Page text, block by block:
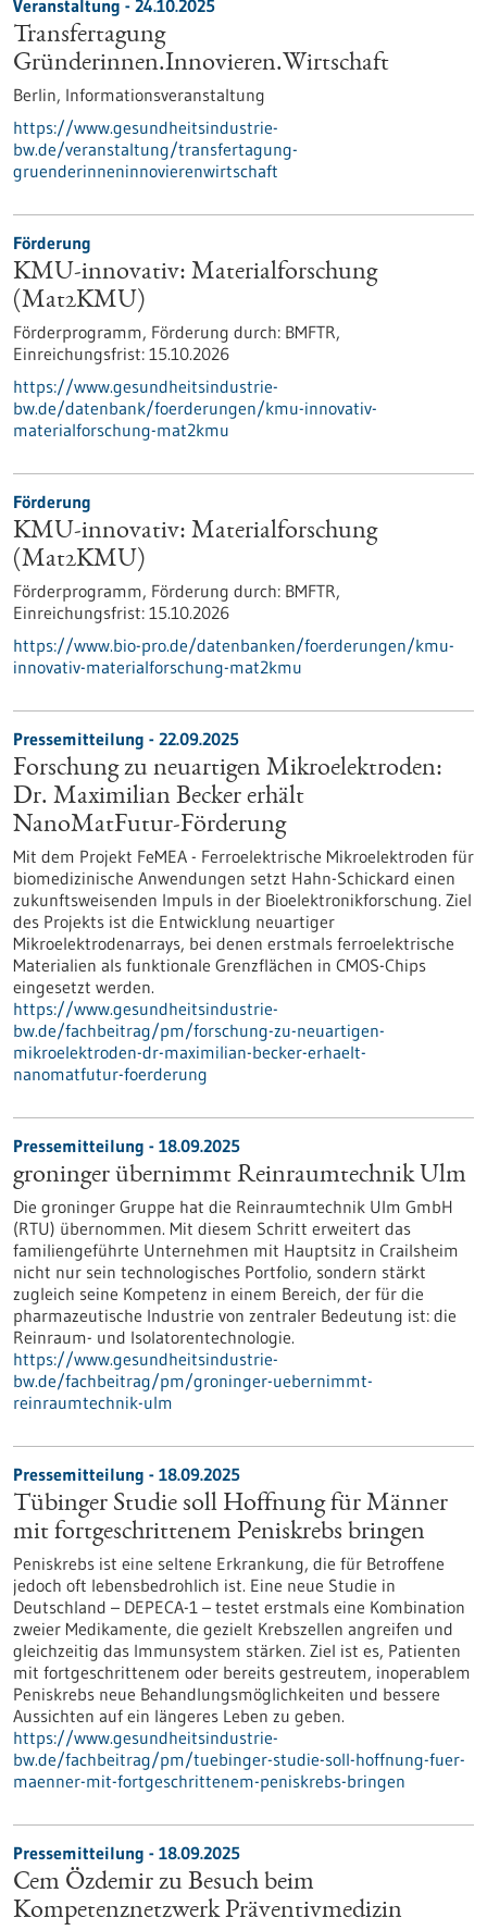
Veranstaltung - 24.10.2025
Transfertagung
Gründerinnen.Innovieren.Wirtschaft
Berlin, Informationsveranstaltung
https://www.gesundheitsindustrie-
bw.de/veranstaltung/transfertagung-
gruenderinneninnovierenwirtschaft
Förderung
KMU-innovativ: Materialforschung
(Mat2KMU)
Förderprogramm, Förderung durch: BMFTR,
Einreichungsfrist: 15.10.2026
https://www.gesundheitsindustrie-
bw.de/datenbank/foerderungen/kmu-innovativ-
materialforschung-mat2kmu
Förderung
KMU-innovativ: Materialforschung
(Mat2KMU)
Förderprogramm, Förderung durch: BMFTR,
Einreichungsfrist: 15.10.2026
https://www.bio-pro.de/datenbanken/foerderungen/kmu-
innovativ-materialforschung-mat2kmu
Pressemitteilung - 22.09.2025
Forschung zu neuartigen Mikroelektroden:
Dr. Maximilian Becker erhält
NanoMatFutur-Förderung
Mit dem Projekt FeMEA - Ferroelektrische Mikroelektroden für
biomedizinische Anwendungen setzt Hahn-Schickard einen
zukunftsweisenden Impuls in der Bioelektronikforschung. Ziel
des Projekts ist die Entwicklung neuartiger
Mikroelektrodenarrays, bei denen erstmals ferroelektrische
Materialien als funktionale Grenzflächen in CMOS-Chips
eingesetzt werden.
https://www.gesundheitsindustrie-
bw.de/fachbeitrag/pm/forschung-zu-neuartigen-
mikroelektroden-dr-maximilian-becker-erhaelt-
nanomatfutur-foerderung
Pressemitteilung - 18.09.2025
groninger übernimmt Reinraumtechnik Ulm
Die groninger Gruppe hat die Reinraumtechnik Ulm GmbH
(RTU) übernommen. Mit diesem Schritt erweitert das
familiengeführte Unternehmen mit Hauptsitz in Crailsheim
nicht nur sein technologisches Portfolio, sondern stärkt
zugleich seine Kompetenz in einem Bereich, der für die
pharmazeutische Industrie von zentraler Bedeutung ist: die
Reinraum- und Isolatorentechnologie.
https://www.gesundheitsindustrie-
bw.de/fachbeitrag/pm/groninger-uebernimmt-
reinraumtechnik-ulm
Pressemitteilung - 18.09.2025
Tübinger Studie soll Hoffnung für Männer
mit fortgeschrittenem Peniskrebs bringen
Peniskrebs ist eine seltene Erkrankung, die für Betroffene
jedoch oft lebensbedrohlich ist. Eine neue Studie in
Deutschland – DEPECA-1 – testet erstmals eine Kombination
zweier Medikamente, die gezielt Krebszellen angreifen und
gleichzeitig das Immunsystem stärken. Ziel ist es, Patienten
mit fortgeschrittenem oder bereits gestreutem, inoperablem
Peniskrebs neue Behandlungsmöglichkeiten und bessere
Aussichten auf ein längeres Leben zu geben.
https://www.gesundheitsindustrie-
bw.de/fachbeitrag/pm/tuebinger-studie-soll-hoffnung-fuer-
maenner-mit-fortgeschrittenem-peniskrebs-bringen
Pressemitteilung - 18.09.2025
Cem Özdemir zu Besuch beim
Kompetenznetzwerk Präventivmedizin